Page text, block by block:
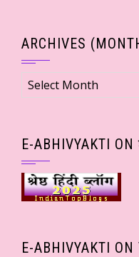
ARCHIVES
Archives
(Month
E-ABHIVYAKTI ON
E-ABHIVYAKTI